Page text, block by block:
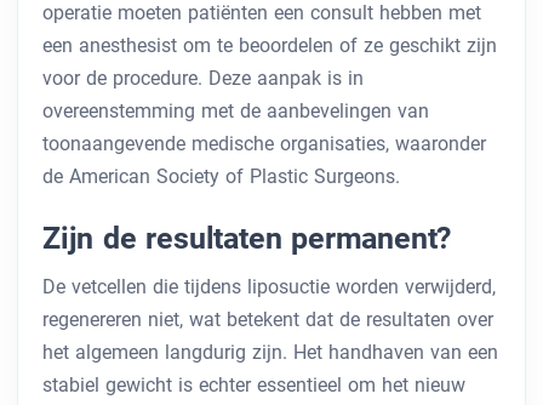
operatie moeten patiënten een consult hebben met
een anesthesist om te beoordelen of ze geschikt zijn
voor de procedure. Deze aanpak is in
overeenstemming met de aanbevelingen van
toonaangevende medische organisaties, waaronder
de American Society of Plastic Surgeons.
Zijn de resultaten permanent?
De vetcellen die tijdens liposuctie worden verwijderd,
regenereren niet, wat betekent dat de resultaten over
het algemeen langdurig zijn. Het handhaven van een
stabiel gewicht is echter essentieel om het nieuw